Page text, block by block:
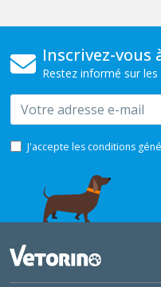
Inscrivez-vous
Restez informé sur
Email
J'accepte les conditions